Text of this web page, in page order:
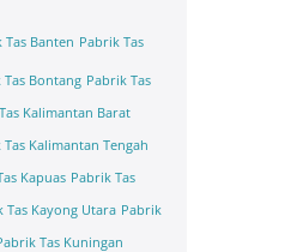
Tas Banten Pabrik Tas
Tas Bontang Pabrik Tas
Kalimantan Barat
Tas Kalimantan Tengah
Kapuas Pabrik Tas
Tas Kayong Utara Pabrik
Tas Kuningan